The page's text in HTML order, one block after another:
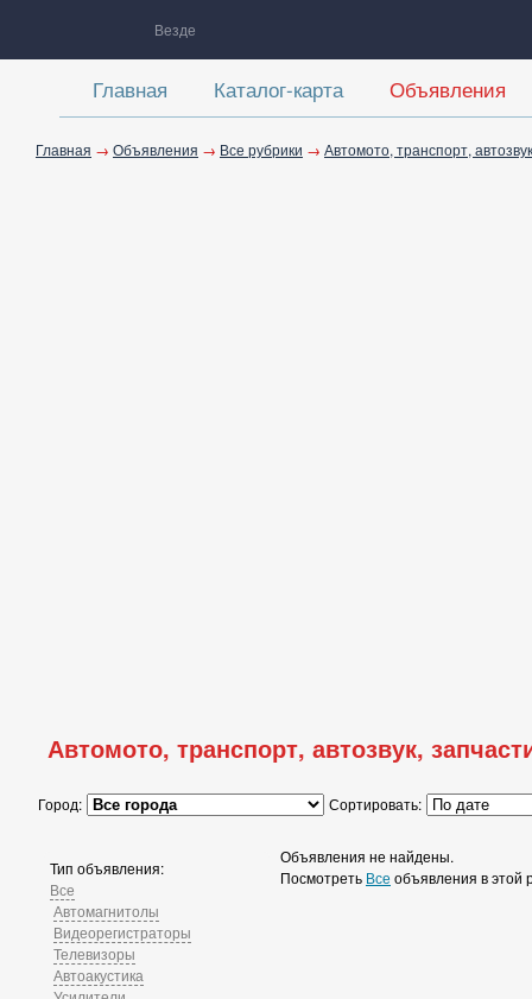
Везде
Главная Каталог-карта Объявления
Главная → Объявления → Все рубрики → Автомото, транспорт,
Автомото, транспорт, автозвук,
Город: Сортировать:
Тип объявления:
Все
Автомагнитолы
Видеорегистраторы
Телевизоры
Автоакустика
Объявления не найдены.
Посмотреть Все объявления в этой